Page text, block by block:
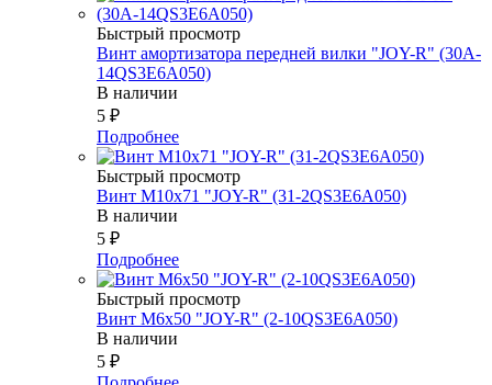
Быстрый просмотр
Винт амортизатора передней вилки "JOY-R" (30A-
14QS3E6A050)
В наличии
5 ₽
Подробнее
Быстрый просмотр
Винт М10х71 "JOY-R" (31-2QS3E6A050)
В наличии
5 ₽
Подробнее
Быстрый просмотр
Винт М6х50 "JOY-R" (2-10QS3E6A050)
В наличии
5 ₽